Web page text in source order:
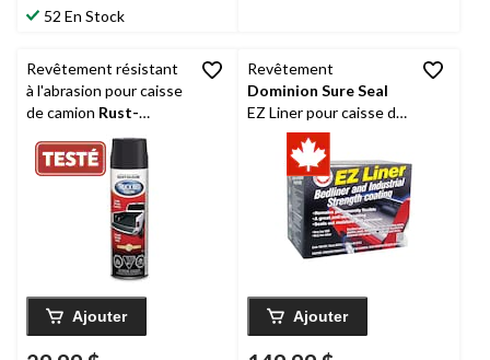
52 En Stock
Revêtement résistant
à l'abrasion pour caisse
de camion Rust-
, noir, 425 g
Ajouter
Revêtement
Dominion Sure Seal
EZ Liner pour caisse de
camion
Ajouter